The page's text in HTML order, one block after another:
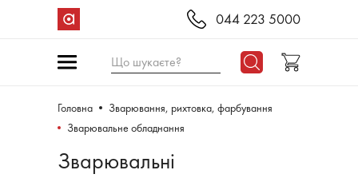
044 223 5000
Що шукаєте?
Головна
Зварювання, рихтовка, фарбування
Зварювальне обладнання
Зварювальні